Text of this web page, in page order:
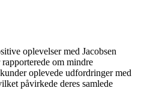
oplevelser med Jacobsen
om mindre
oplevede udfordringer med
påvirkede deres samlede